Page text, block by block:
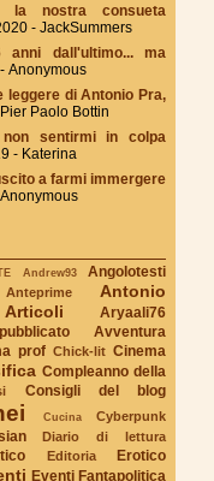
la nostra consueta
- JackSummers
anni dall'ultimo... ma
- Anonymous
leggere di Antonio Pra,
Paolo Bottin
sentirmi in colpa
- Katerina
a farmi immergere
Andrew93 Angolotesti
Anteprime Antonio
Articoli Aryaali76
Avventura
prof Chick-lit Cinema
Compleanno della
Consigli del blog
Cucina Cyberpunk
Diario di lettura
Editoria Erotico
Eventi Fantapolitica